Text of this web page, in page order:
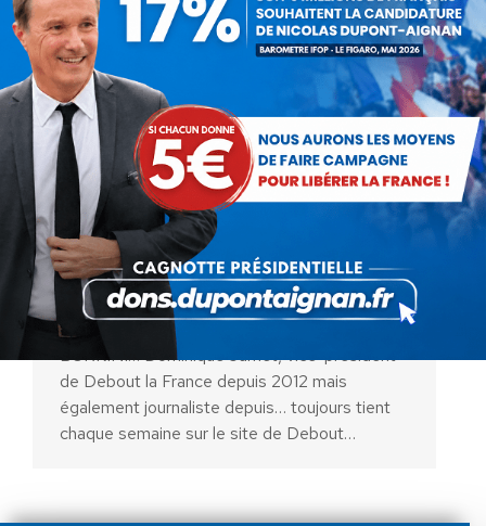
Jamet le dimanche ! – En finir
avec le burkini…
Actualités ParDebout La France
28 août 2016
Jamet le dimanche ! EN FINIR AVEC LE
BURKINI… Dominique Jamet, vice-président
de Debout la France depuis 2012 mais
également journaliste depuis… toujours tient
chaque semaine sur le site de Debout…
LIBÉRER LA FRANCE